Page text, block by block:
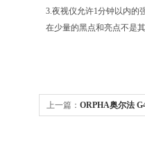
3.夜视仪允许1分钟以内的
在少量的黑点和亮点不是
上一篇： ORPHA奥尔法